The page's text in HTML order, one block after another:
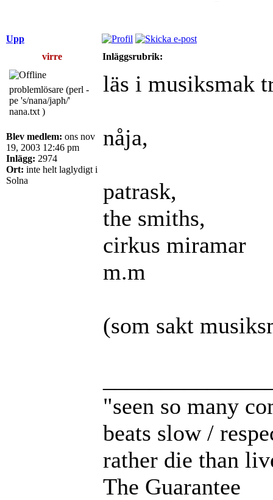
Upp
virre
Inläggsrubrik:
problemlösare (perl -
pe 's/nana/japh/'
nana.txt )
Blev medlem: ons nov
19, 2003 12:46 pm
Inlägg: 2974
Ort: inte helt laglydigt i
Solna
läs i musiksmak
nåja,
patrask,
the smiths,
cirkus miramar
m.m
(som sakt
"seen so many
beats slow /
rather die than
The Guarantee